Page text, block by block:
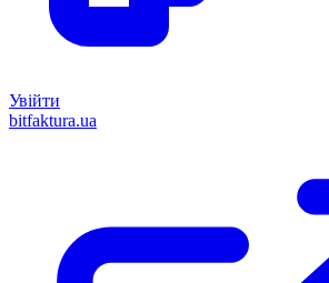
Увійти
bitfaktura.ua